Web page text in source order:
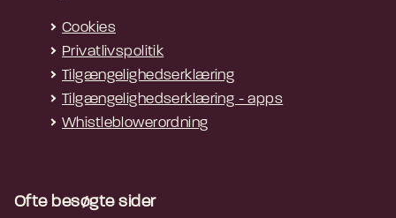
Cookies
Privatlivspolitik
Tilgængelighedserklæring
Tilgængelighedserklæring - apps
Whistleblowerordning
Ofte besøgte sider